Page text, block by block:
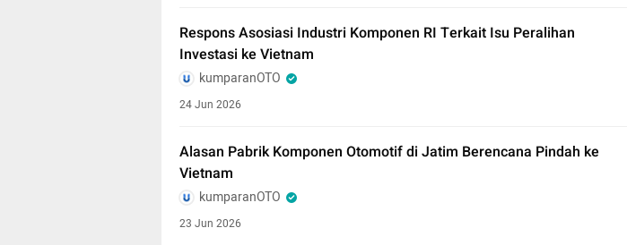
Respons Asosiasi Industri Komponen RI Terkait Isu Peralihan
Investasi ke Vietnam
kumparanOTO
24 Jun 2026
Alasan Pabrik Komponen Otomotif di Jatim Berencana Pindah ke
Vietnam
kumparanOTO
23 Jun 2026